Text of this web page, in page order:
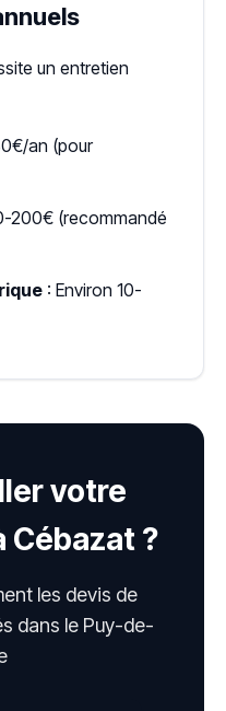
un entretien
an (pour
200€ (recommandé
: Environ 10-
votre
Cébazat ?
les devis de
dans le Puy-de-